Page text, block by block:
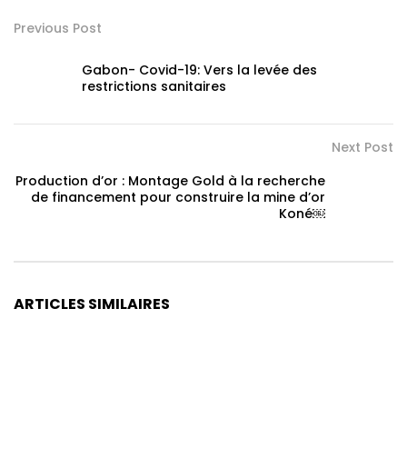
Previous Post
Gabon- Covid-19: Vers la levée des
restrictions sanitaires
Next Post
Production d’or : Montage Gold à la recherche
de financement pour construire la mine d’or
Koné￼
ARTICLES SIMILAIRES